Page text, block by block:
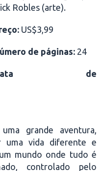
Robles (arte).
US$3,99
de páginas: 24
de
grande aventura,
uma vida diferente e
mundo onde tudo é
controlado pelo